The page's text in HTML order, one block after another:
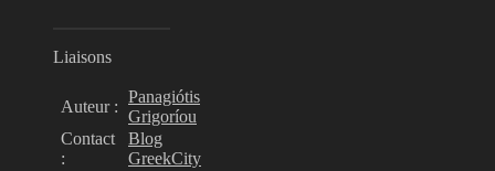
Liaisons
Auteur :
Panagiótis
Grigoríou
Contact
:
Blog
GreekCity